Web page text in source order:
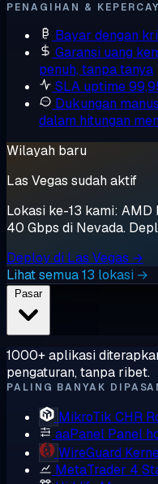
PENAGIHAN &
Bayar dengan
Garansi uang
penuh, tanpa tanya
SLA uptime
Dukungan
dalam hitungan
Wilayah baru
Las Vegas sudah aktif
Lokasi ke-13 kami: AMD
40 Gbps di Nevada.
Deploy di Las Vegas →
Lihat semua 13 lokasi →
Pasar
1000+ aplikasi
pengaturan, tanpa ribet.
PALING BANYAK
MikroTik CHR
aaPanel Panel
WireGuard
MetaTrader 4